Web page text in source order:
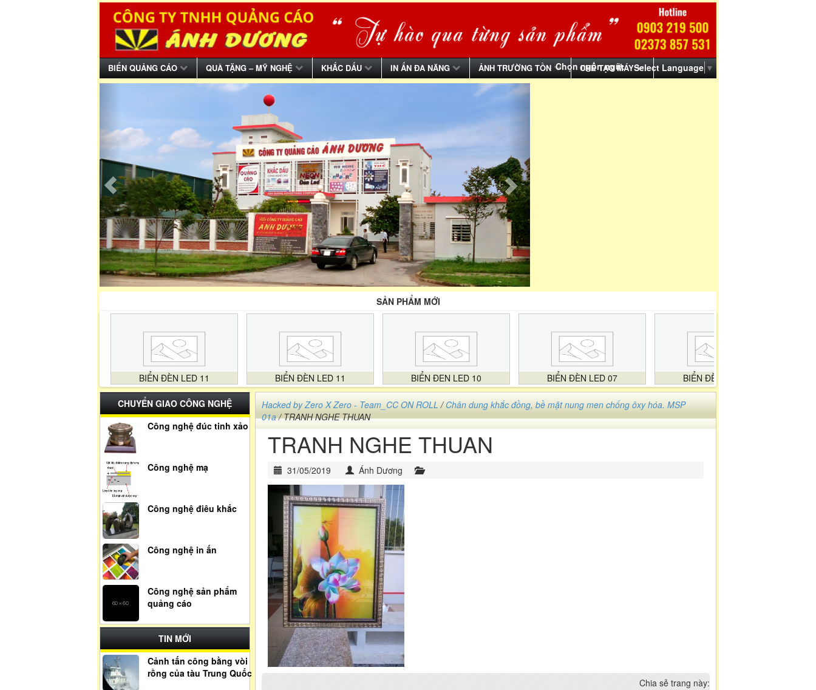
BIỂN QUẢNG CÁO QUÀ TẶNG – MỸ NGHỆ KHẮC DẤU IN ẤN ĐA NĂNG ẢNH TRƯỜNG TỒN CHẾ TẠO MÁY
Chọn ngôn ngữ: Select Language ▼
SẢN PHẨM MỚI
BIỂN ĐÈN LED 11 BIỂN ĐÈN LED 11 BIỂN ĐEN LED 10 BIỂN ĐÈN LED 07 BIỂN ĐÈN LED 08
CHUYỂN GIAO CÔNG NGHỆ
Công nghệ đúc tinh xảo
Công nghệ mạ
Công nghệ điêu khắc
Công nghệ in ấn
Công nghệ sản phẩm
quảng cáo
TIN MỚI
Cảnh tấn công bằng vòi
rồng của tàu Trung Quốc
Hacked by Zero X Zero - Team_CC ON ROLL/Chân dung khắc đồng, bề mặt nung men chống ôxy hóa. MSP
01a/ TRANH NGHE THUAN
TRANH NGHE THUAN
31/05/2019 Ánh Dương
Chia sẻ trang này: